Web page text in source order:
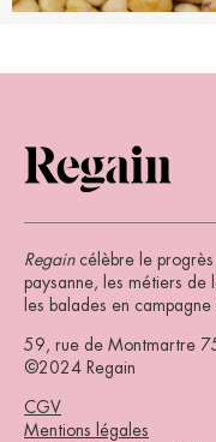
Regaincélèbre le progrès
paysanne, les métiers de
les balades en
59, rue de Montmartre
©2024 Regain
CGV
Mentions légales